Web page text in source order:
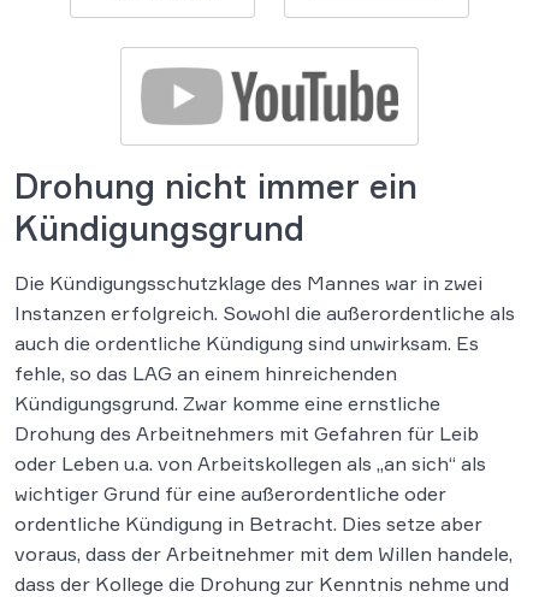
Drohung nicht immer ein
Kündigungsgrund
Die Kündigungsschutzklage des Mannes war in zwei
Instanzen erfolgreich. Sowohl die außerordentliche als
auch die ordentliche Kündigung sind unwirksam. Es
fehle, so das LAG an einem hinreichenden
Kündigungsgrund. Zwar komme eine ernstliche
Drohung des Arbeitnehmers mit Gefahren für Leib
oder Leben u.a. von Arbeitskollegen als „an sich“ als
wichtiger Grund für eine außerordentliche oder
ordentliche Kündigung in Betracht. Dies setze aber
voraus, dass der Arbeitnehmer mit dem Willen handele,
dass der Kollege die Drohung zur Kenntnis nehme und